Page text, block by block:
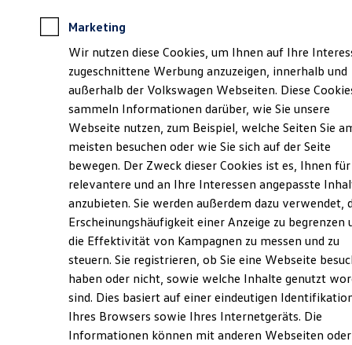
Elektroautos
ID. Tutorials
Elektrofahrzeugkonzepte
Reichweite
Reichweite der ID. Modelle
Reichweite im Winter
Laden
Laden unterwegs
Laden Zuhause
Ladestationen finden
Ladezeitensimulator
Batterie
Sicherheit
Garantie und Lebensdauer
Nachhaltigkeit
Technologie
Kosten und Kauf
Verbrauchskosten
Kaufoptionen
E-Auto-Förderung
Software und Konnektivität
Verantwortlich für die Inhalte auf dieser Seite ist die Karsch GmbH
Impressum & Rechtliches)
Otto-Hahn-Straße 1, 72406 Bisingen
info@autohaus-karsch.de
+49 7476 94460
Montag-Freitag 07:00- 18:00 Uhr
Samstag
08:00-12:00 Uhr
Sonntag
Geschlossen
Marketing
Wir nutzen diese Cookies, um Ihnen auf Ihre
zugeschnittene Werbung anzuzeigen, innerhalb und
außerhalb der Volkswagen Webseiten. Diese
sammeln Informationen darüber, wie Sie unsere
Webseite nutzen, zum Beispiel, welche Seiten Sie
meisten besuchen oder wie Sie sich auf der Seite
bewegen. Der Zweck dieser Cookies ist es, Ihnen für
relevantere und an Ihre Interessen angepasste
anzubieten. Sie werden außerdem dazu verwendet,
Erscheinungshäufigkeit einer Anzeige zu begrenzen
die Effektivität von Kampagnen zu messen und zu
steuern. Sie registrieren, ob Sie eine Webseite
haben oder nicht, sowie welche Inhalte genutzt
sind. Dies basiert auf einer eindeutigen
Ihres Browsers sowie Ihres Internetgeräts. Die
Informationen können mit anderen Webseiten oder